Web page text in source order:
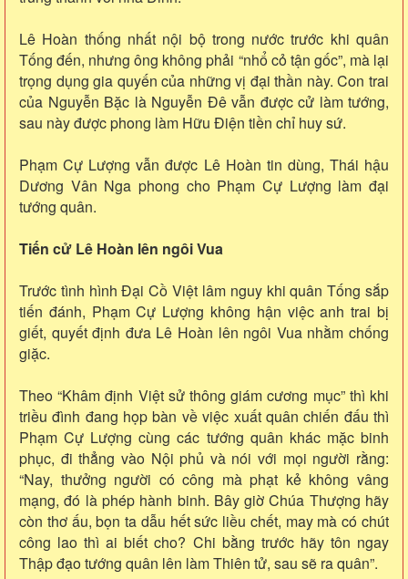
Lê Hoàn thống nhất nội bộ trong nước trước khi quân
Tống đến, nhưng ông không phải “nhổ cỏ tận gốc”, mà lại
trọng dụng gia quyến của những vị đại thần này. Con trai
của Nguyễn Bặc là Nguyễn Đê vẫn được cử làm tướng,
sau này được phong làm Hữu Điện tiền chỉ huy sứ.
Phạm Cự Lượng vẫn được Lê Hoàn tin dùng, Thái hậu
Dương Vân Nga phong cho Phạm Cự Lượng làm đại
tướng quân.
Tiến cử Lê Hoàn lên ngôi Vua
Trước tình hình Đại Cồ Việt lâm nguy khi quân Tống sắp
tiến đánh, Phạm Cự Lượng không hận việc anh trai bị
giết, quyết định đưa Lê Hoàn lên ngôi Vua nhằm chống
giặc.
Theo “Khâm định Việt sử thông giám cương mục” thì khi
triều đình đang họp bàn về việc xuất quân chiến đấu thì
Phạm Cự Lượng cùng các tướng quân khác mặc binh
phục, đi thẳng vào Nội phủ và nói với mọi người rằng:
“Nay, thưởng người có công mà phạt kẻ không vâng
mạng, đó là phép hành binh. Bây giờ Chúa Thượng hãy
còn thơ ấu, bọn ta dẫu hết sức liều chết, may mà có chút
công lao thì ai biết cho? Chi bằng trước hãy tôn ngay
Thập đạo tướng quân lên làm Thiên tử, sau sẽ ra quân”.